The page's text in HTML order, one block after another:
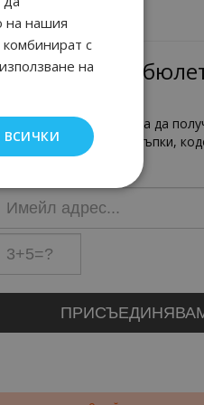
Имейл
Регистрирайте се сега, за да
нови продукти, отстъпки,
на нашия
с
на
ВСИЧКИ